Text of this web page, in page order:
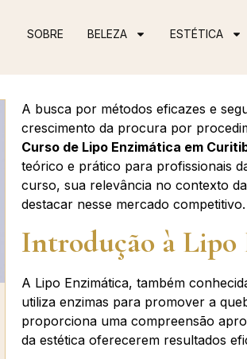
SOBRE BELEZA ESTÉTICA
A busca por métodos eficazes e
crescimento da procura por
Curso de Lipo Enzimática em
teórico e prático para profissionais
curso, sua relevância no contexto
destacar nesse mercado competitivo.
Introdução à Lipo
A Lipo Enzimática, também
utiliza enzimas para promover a
proporciona uma compreensão
da estética oferecerem resultados